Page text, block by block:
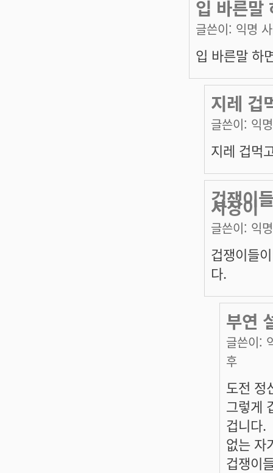
입 바른말
글쓴이: 익명
입 바른말 하
지레 겁
글쓴이: 익
지레 겁먹
겁쟁이
사장이
글쓴이: 익
겁쟁이들
다.
부연
글쓴이:
후
도전 정
그렇게
겁니다.
없는 자
겁쟁이